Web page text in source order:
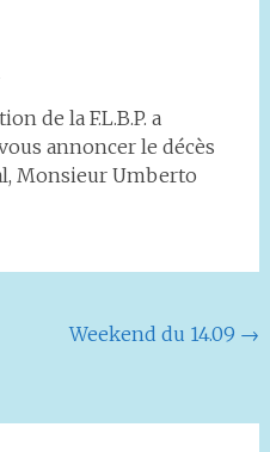
de la F.L.B.P. a
annoncer le décès
Monsieur Umberto
Weekend du 14.09 →